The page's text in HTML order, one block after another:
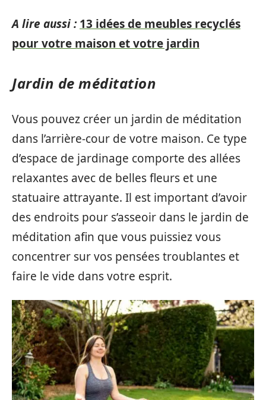
A lire aussi : 13 idées de meubles recyclés
pour votre maison et votre jardin
Jardin de méditation
Vous pouvez créer un jardin de méditation
dans l’arrière-cour de votre maison. Ce type
d’espace de jardinage comporte des allées
relaxantes avec de belles fleurs et une
statuaire attrayante. Il est important d’avoir
des endroits pour s’asseoir dans le jardin de
méditation afin que vous puissiez vous
concentrer sur vos pensées troublantes et
faire le vide dans votre esprit.